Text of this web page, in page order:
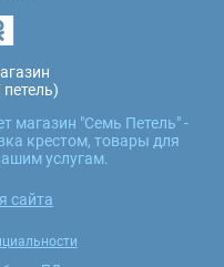
магазин "Семь Петель" -
крестом, товары для
услугам.
сайта